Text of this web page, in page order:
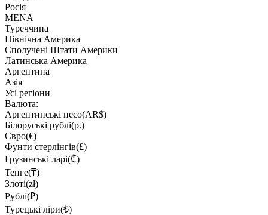
Росія
MENA
Туреччина
Північна Америка
Сполучені Штати Америки
Латинська Америка
Аргентина
Азія
Усі регіони
Валюта:
Аргентинські песо(AR$)
Білоруські рублі(р.)
Євро(€)
Фунти стерлінгів(£)
Грузинські ларі(₾)
Тенге(₸)
Злоті(zł)
Рублі(₽)
Турецькі ліри(₺)